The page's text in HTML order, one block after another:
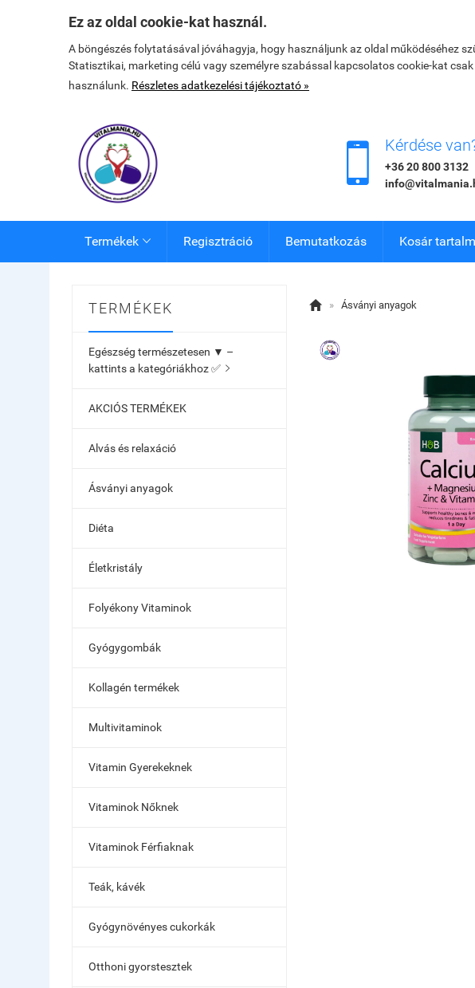
Ez az oldal cookie-kat használ.
A böngészés folytatásával jóváhagyja, hogy használjunk az oldal működéséhez
Statisztikai, marketing célú vagy személyre szabással kapcsolatos cookie-kat
használunk. Részletes adatkezelési tájékoztató »
 Kérdése
+36 20 800 3132
Termékek  Regisztráció Bemutatkozás Kosár
TERMÉKEK
Egészség természetesen ▼ –
kattints a kategóriákhoz ✅ 
AKCIÓS TERMÉKEK
Alvás és relaxáció
Ásványi anyagok
Diéta
Életkristály
Folyékony Vitaminok
Gyógygombák
Kollagén termékek
Multivitaminok
Vitamin Gyerekeknek
Vitaminok Nőknek
Vitaminok Férfiaknak
Teák, kávék
Gyógynövényes cukorkák
Otthoni gyorstesztek
 » Ásványi anyagok